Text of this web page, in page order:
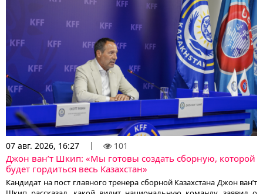
07 авг. 2026, 16:27 101
Джон ван’т Шкип: «Мы готовы создать сборную, которой
будет гордиться весь Казахстан»
Кандидат на пост главного тренера сборной Казахстана Джон ван’т